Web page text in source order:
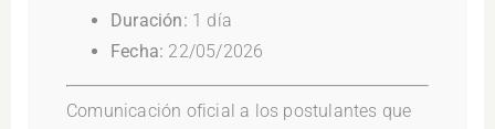
Duración: 1 día
Fecha: 22/05/2026
Comunicación oficial a los postulantes que